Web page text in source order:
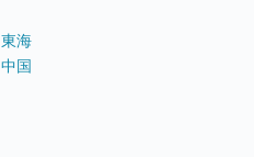
東海
中国